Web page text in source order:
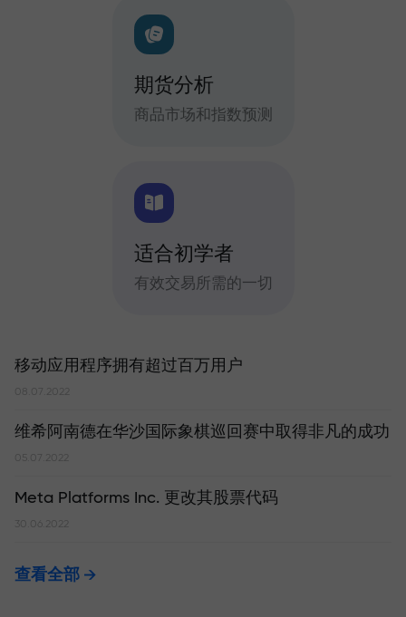
期货分析
商品市场和指数预测
适合初学者
有效交易所需的一切
移动应用程序拥有超过百万用户
08.07.2022
维希阿南德在华沙国际象棋巡回赛中取得非凡的成功
Meta Platforms Inc. 更改其股票代码
30.06.2022
查看全部